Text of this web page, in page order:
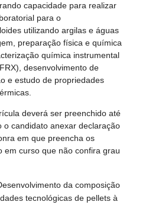
capacidade para realizar
para o
utilizando argilas e águas
preparação física e química
química instrumental
desenvolvimento de
e estudo de propriedades
deverá ser preenchido até
o candidato anexar declaração
em que preencha os
em curso que não confira grau
da composição
tecnológicas de pellets à